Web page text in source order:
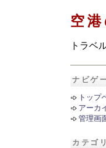
空
トラベ
ナビゲ
トップ
アーカ
管理画
カテゴ